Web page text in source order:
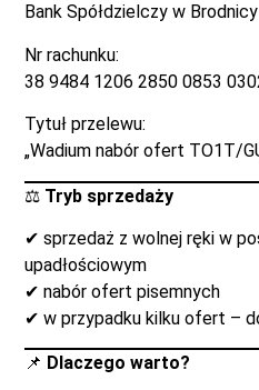
Bank Spółdzielczy w Brodnicy
Nr rachunku:
38 9484 1206 2850 0853
Tytuł przelewu:
„Wadium nabór ofert TO1T/
⚖️ Tryb sprzedaży
✔ sprzedaż z wolnej ręki w
upadłościowym
✔ nabór ofert pisemnych
✔ w przypadku kilku ofert –
📌 Dlaczego warto?